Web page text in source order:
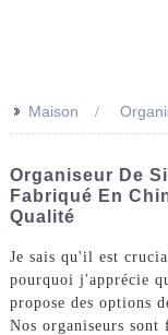
>> Maison
Organiseur De
Fabriqué En
Qualité
Je sais qu'il est
pourquoi j'apprécie
propose des options
Nos organiseurs